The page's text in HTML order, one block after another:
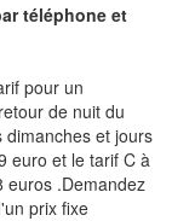
téléphone et
pour un
de nuit du
dimanches et jours
euro et le tarif C à
euros .Demandez
prix fixe